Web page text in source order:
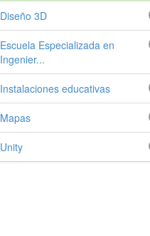
Diseño 3D
Escuela Especializada en
Ingenier...
Instalaciones educativas
Mapas
Unity